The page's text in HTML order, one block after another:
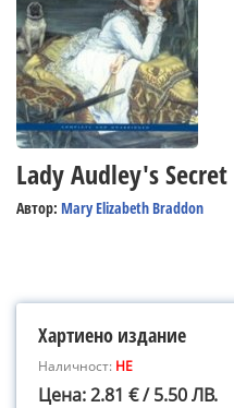
Lady Audley's Secret
Автор: Mary Elizabeth Braddon
Хартиено издание
Наличност: НЕ
Цена: 2.81 € / 5.50 ЛВ.